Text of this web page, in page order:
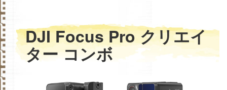
DJI Focus Pro クリエイ
ター コンボ‌